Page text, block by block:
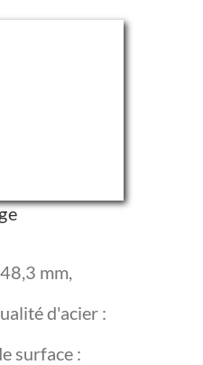
mm,
d'acier :
surface :